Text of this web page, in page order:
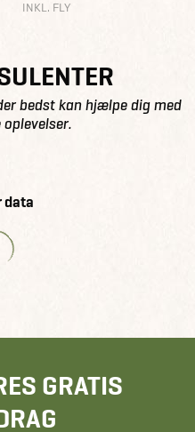
INKL. FLY
bedst kan hjælpe dig med
data
GRATIS